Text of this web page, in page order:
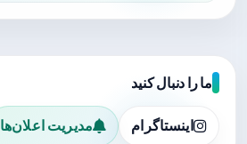
ما را دنبال کنید
اینستاگرام مدیریت اعلان‌ها